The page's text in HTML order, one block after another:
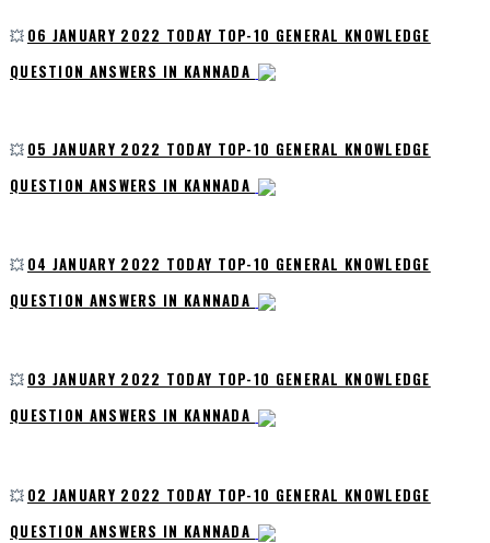
💥 06 JANUARY 2022 TODAY TOP-10 GENERAL KNOWLEDGE
QUESTION ANSWERS IN KANNADA
💥 05 JANUARY 2022 TODAY TOP-10 GENERAL KNOWLEDGE
QUESTION ANSWERS IN KANNADA
💥 04 JANUARY 2022 TODAY TOP-10 GENERAL KNOWLEDGE
QUESTION ANSWERS IN KANNADA
💥 03 JANUARY 2022 TODAY TOP-10 GENERAL KNOWLEDGE
QUESTION ANSWERS IN KANNADA
💥 02 JANUARY 2022 TODAY TOP-10 GENERAL KNOWLEDGE
QUESTION ANSWERS IN KANNADA